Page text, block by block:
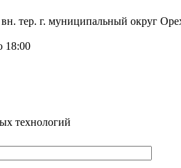
вн. тер. г. муниципальный округ
18:00
технологий